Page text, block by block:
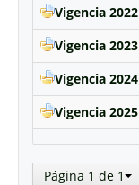
Vigencia 2022
Vigencia 2023
Vigencia 2024
Vigencia 2025
Página 1 de 1